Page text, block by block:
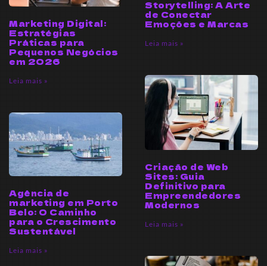
Marketing Digital:
Estratégias
Práticas para
Pequenos Negócios
em 2026
Leia mais »
Storytelling: A Arte
de Conectar
Emoções e Marcas
Leia mais »
Agência de
marketing em Porto
Belo: O Caminho
para o Crescimento
Sustentável
Leia mais »
Criação de Web
Sites: Guia
Definitivo para
Empreendedores
Modernos
Leia mais »